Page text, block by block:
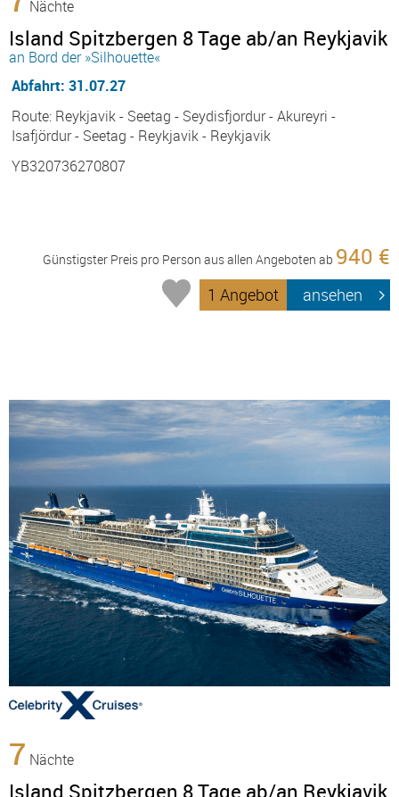
Nächte
Island Spitzbergen 8 Tage ab/an Reykjavik
an Bord der »Silhouette«
Abfahrt: 31.07.27
Route: Reykjavik - Seetag - Seydisfjordur - Akureyri -
Isafjördur - Seetag - Reykjavik - Reykjavik
YB320736270807
Günstigster Preis pro Person aus allen Angeboten ab 940 €
1 Angebot ansehen
7 Nächte
Island Spitzbergen 8 Tage ab/an Reykjavik